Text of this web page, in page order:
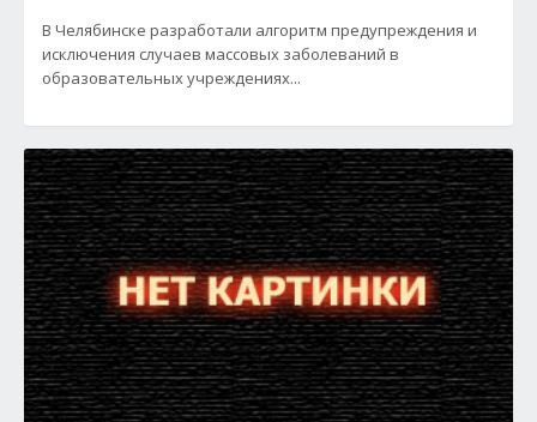
В Челябинске разработали алгоритм предупреждения и
исключения случаев массовых заболеваний в
образовательных учреждениях...